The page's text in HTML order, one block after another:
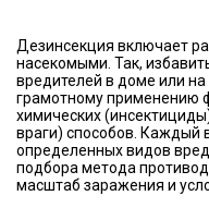
Дезинсекция включает
насекомыми. Так,
вредителей в доме или
грамотному применению
химических
враги) способов. Каждый
определенных видов
подбора метода
масштаб заражения и